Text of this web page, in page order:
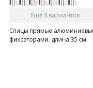
Ещё 8 вариантов
Спицы прямые
фиксаторами, длина 35 см.